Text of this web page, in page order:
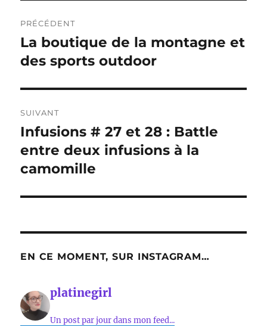
de
l’article
PRÉCÉDENT
Publication
précédente :
La boutique de la montagne et
des sports outdoor
SUIVANT
Publication
suivante :
Infusions # 27 et 28 : Battle
entre deux infusions à la
camomille
EN CE MOMENT, SUR INSTAGRAM…
platinegirl
Un post par jour dans mon feed...